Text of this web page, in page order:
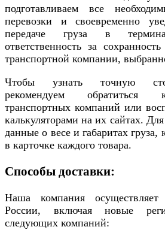
подготавливаем все
перевозки и своевременно
передаче груза в
ответственность за
транспортной компании,
Чтобы узнать точную
рекомендуем обратиться
транспортных компаний или
калькуляторами на их сайтах.
данные о весе и габаритах
в карточке каждого товара.
Способы доставки:
Наша компания
России, включая новые
следующих компаний: